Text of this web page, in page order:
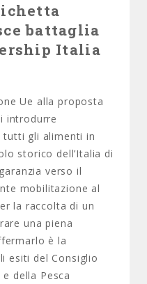
battaglia
Italia
Ue alla proposta
introdurre
tutti gli alimenti in
storico dell’Italia di
verso il
mobilitazione al
la raccolta di un
una piena
è la
esiti del Consiglio
della Pesca